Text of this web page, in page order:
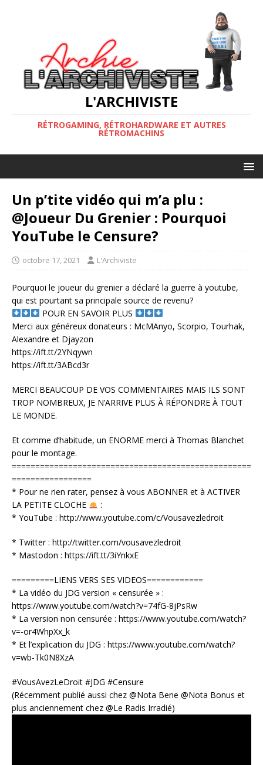
L'ARCHIVISTE
RÉTROGAMING, RÉTROHARDWARE ET AUTRES
RÉTROMACHINS
Un p’tite vidéo qui m’a plu :
@Joueur Du Grenier : Pourquoi
YouTube le Censure?
octobre 17, 2021 L'Archiviste
Pourquoi le joueur du grenier a déclaré la guerre à youtube,
qui est pourtant sa principale source de revenu?
POUR EN SAVOIR PLUS
Merci aux généreux donateurs : McMAnyo, Scorpio, Tourhak,
Alexandre et Djayzon
https://ift.tt/2YNqywn
https://ift.tt/3ABcd3r
MERCI BEAUCOUP DE VOS COMMENTAIRES MAIS ILS SONT
TROP NOMBREUX, JE N’ARRIVE PLUS À RÉPONDRE À TOUT
LE MONDE.
Et comme d’habitude, un ENORME merci à Thomas Blanchet
pour le montage.
===================================================
=================
* Pour ne rien rater, pensez à vous ABONNER et à ACTIVER
LA PETITE CLOCHE
:
* YouTube : http://www.youtube.com/c/Vousavezledroit
* Twitter : http://twitter.com/vousavezledroit
* Mastodon : https://ift.tt/3iYnkxE
=========LIENS VERS SES VIDEOS============
* La vidéo du JDG version « censurée » :
https://www.youtube.com/watch?v=74fG-8jPsRw
* La version non censurée : https://www.youtube.com/watch?
v=-or4WhpXx_k
* Et l’explication du JDG : https://www.youtube.com/watch?
v=wb-Tk0N8XzA
#VousAvezLeDroit #JDG #Censure
(Récemment publié aussi chez @Nota Bene @Nota Bonus et
plus anciennement chez @Le Radis Irradié)